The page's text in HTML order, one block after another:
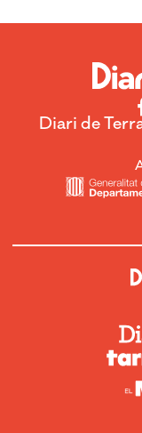
Diari de